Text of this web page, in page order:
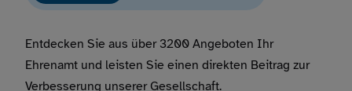
Entdecken Sie aus über 3200 Angeboten Ihr
Ehrenamt und leisten Sie einen direkten Beitrag zur
Verbesserung unserer Gesellschaft.